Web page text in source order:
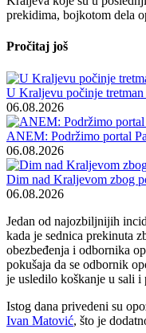
prekidima, bojkotom dela
Pročitaj još
U Kraljevu počinje tretman
06.08.2026
ANEM: Podržimo portal
06.08.2026
Dim nad Kraljevom zbog
06.08.2026
Jedan od najozbiljnijih
kada je sednica prekinuta
obezbeđenja i odbornika
pokušaja da se odbornik
je usledilo koškanje u sali i
Istog dana privedeni su
Ivan Matović, što je